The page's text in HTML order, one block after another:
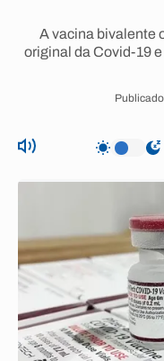
A vacina bivalente
original da Covid-19